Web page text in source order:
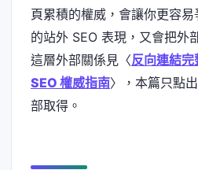
頁累積的權威，會讓你更容
的站外 SEO 表現，又會把外
這層外部關係見〈反向連結完
SEO 權威指南〉，本篇只點
部取得。